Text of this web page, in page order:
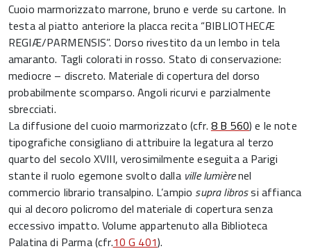
Cuoio marmorizzato marrone, bruno e verde su cartone. In
testa al piatto anteriore la placca recita “BIBLIOTHECÆ
REGIÆ/PARMENSIS”. Dorso rivestito da un lembo in tela
amaranto. Tagli colorati in rosso. Stato di conservazione:
mediocre – discreto. Materiale di copertura del dorso
probabilmente scomparso. Angoli ricurvi e parzialmente
sbrecciati.
La diffusione del cuoio marmorizzato (cfr. 8 B 560) e le note
tipografiche consigliano di attribuire la legatura al terzo
quarto del secolo XVIII, verosimilmente eseguita a Parigi
stante il ruolo egemone svolto dalla ville lumièrenel
commercio librario transalpino. L’ampio supra librossi affianca
qui al decoro policromo del materiale di copertura senza
eccessivo impatto. Volume appartenuto alla Biblioteca
Palatina di Parma (cfr.10 G 401).